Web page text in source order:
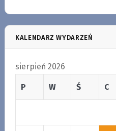
KALENDARZ WYDARZEŃ
sierpień 2026
P W Ś C